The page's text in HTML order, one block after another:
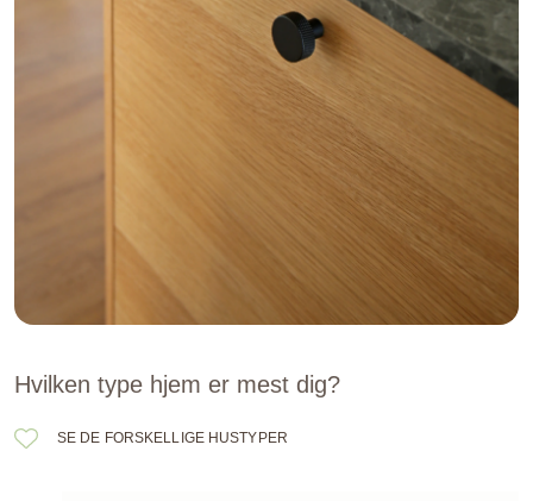
Hvilken type hjem er mest dig?
SE DE FORSKELLIGE HUSTYPER